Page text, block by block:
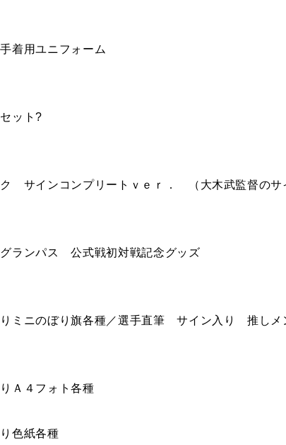
着用ユニフォーム
ット?
ク サインコンプリートｖｅｒ． （大木武監督のサ
グランパス 公式戦初対戦記念グッズ
ミニのぼり旗各種／選手直筆 サイン入り 推しメ
Ａ４フォト各種
色紙各種